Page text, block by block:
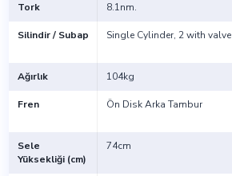
Tork 8.1nm.
Silindir / Subap Single Cylinder, 2 with valve
Ağırlık 104kg
Fren Ön Disk Arka Tambur
Sele
Yüksekliği (cm)
74cm